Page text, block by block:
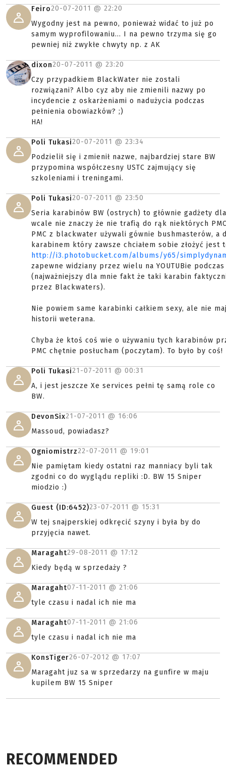
Feiro20-07-2011 @ 22:20
Wygodny jest na pewno, ponieważ widać to już po
samym wyprofilowaniu... I na pewno trzyma się go
pewniej niż zwykłe chwyty np. z AK
dixon20-07-2011 @ 23:20
Czy przypadkiem BlackWater nie zostali
rozwiązani? Albo cyz aby nie zmienili nazwy po
incydencie z oskarżeniami o nadużycia podczas
pełnienia obowiazków? ;)
HA!
Poli Tukasi20-07-2011 @ 23:34
Podzielił się i zmienił nazwe, najbardziej stare BW
przypomina współczesny USTC zajmujący się
szkoleniami i treningami.
Poli Tukasi20-07-2011 @ 23:50
Seria karabinów BW (ostrych) to głównie gadżety
wcale nie znaczy że nie trafią do rąk niektórych
PMC z blackwater używali gównie bushmasterów, a
karabinem który zawsze chciałem sobie złożyć jest
http://i3.photobucket.com/albums/y65/
zapewne widziany przez wielu na YOUTUBie
(najważniejszy dla mnie fakt że taki karabin
przez Blackwaters).
Nie powiem same karabinki całkiem sexy, ale nie
historii weterana.
Chyba że ktoś coś wie o używaniu tych karabinów
PMC chętnie posłucham (poczytam). To było by coś!
Poli Tukasi21-07-2011 @ 00:31
A, i jest jeszcze Xe services pełni tę samą role co
BW.
DevonSix21-07-2011 @ 16:06
Massoud, powiadasz?
Ogniomistrz22-07-2011 @ 19:01
Nie pamiętam kiedy ostatni raz manniacy byli tak
zgodni co do wyglądu repliki :D. BW 15 Sniper
miodzio :)
Guest (ID:6452)23-07-2011 @ 15:31
W tej snajperskiej odkręcić szyny i była by do
przyjęcia nawet.
Maragaht29-08-2011 @ 17:12
Kiedy będą w sprzedaży ?
Maragaht07-11-2011 @ 21:06
tyle czasu i nadal ich nie ma
Maragaht07-11-2011 @ 21:06
tyle czasu i nadal ich nie ma
KonsTiger26-07-2012 @ 17:07
Maragaht juz sa w sprzedarzy na gunfire w maju
kupilem BW 15 Sniper
RECOMMENDED